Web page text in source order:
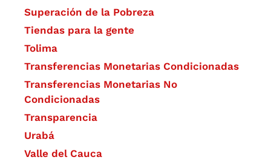
Superación de la Pobreza
Tiendas para la gente
Tolima
Transferencias Monetarias Condicionadas
Transferencias Monetarias No
Condicionadas
Transparencia
Urabá
Valle del Cauca